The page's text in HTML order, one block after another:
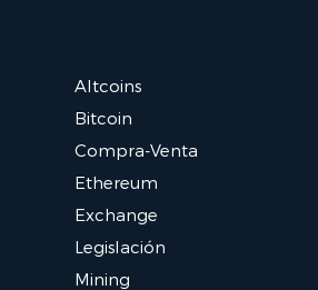
Altcoins
Bitcoin
Compra-Venta
Ethereum
Exchange
Legislación
Mining